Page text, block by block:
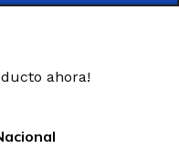
ahora!